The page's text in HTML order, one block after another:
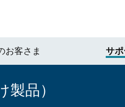
お客さま サポ
品）